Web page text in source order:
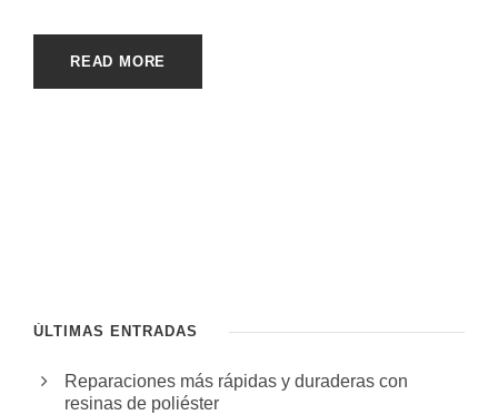
READ MORE
ÚLTIMAS ENTRADAS
Reparaciones más rápidas y duraderas con
resinas de poliéster